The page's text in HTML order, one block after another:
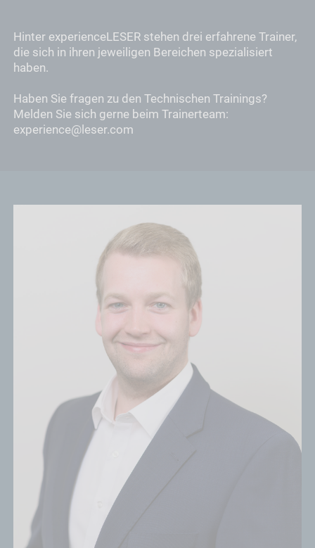
Hinter experienceLESER stehen drei erfahrene Trainer,
die sich in ihren jeweiligen Bereichen spezialisiert
haben.
Haben Sie fragen zu den Technischen Trainings?
Melden Sie sich gerne beim Trainerteam:
experience@leser.com